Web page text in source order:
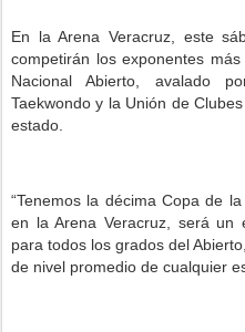
En la Arena Veracruz, este
competirán los exponentes
Nacional Abierto, avalado
Taekwondo y la Unión de
estado.
“Tenemos la décima Copa de
en la Arena Veracruz, será un
para todos los grados del
de nivel promedio de cualquier